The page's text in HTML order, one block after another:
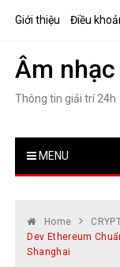
Giới thiệu Điều
Âm
Thông tin giải trí 24h
MENU
Home
Dev Ethereum
Shanghai